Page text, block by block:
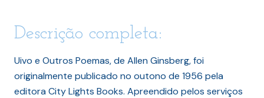
Descrição completa:
Uivo e Outros Poemas, de Allen Ginsberg, foi
originalmente publicado no outono de 1956 pela
editora City Lights Books. Apreendido pelos serviços